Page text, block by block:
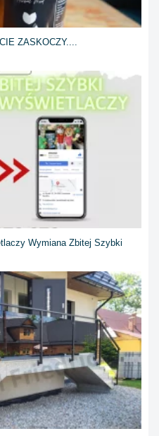
ZASKOCZY....
Wymiana Zbitej Szybki